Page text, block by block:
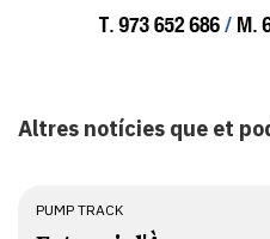
Altres notícies que et
PUMP TRACK